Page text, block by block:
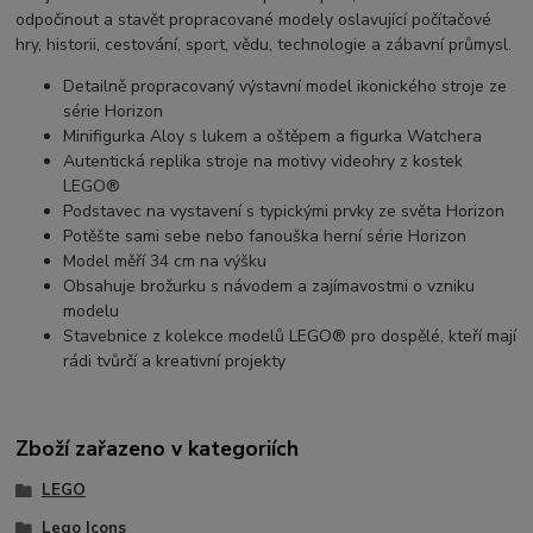
odpočinout a stavět propracované modely oslavující počítačové
hry, historii, cestování, sport, vědu, technologie a zábavní průmysl.
Detailně propracovaný výstavní model ikonického stroje ze
série Horizon
Minifigurka Aloy s lukem a oštěpem a figurka Watchera
Autentická replika stroje na motivy videohry z kostek
LEGO®
Podstavec na vystavení s typickými prvky ze světa Horizon
Potěšte sami sebe nebo fanouška herní série Horizon
Model měří 34 cm na výšku
Obsahuje brožurku s návodem a zajímavostmi o vzniku
modelu
Stavebnice z kolekce modelů LEGO® pro dospělé, kteří mají
rádi tvůrčí a kreativní projekty
Zboží zařazeno v kategoriích
LEGO
Lego Icons